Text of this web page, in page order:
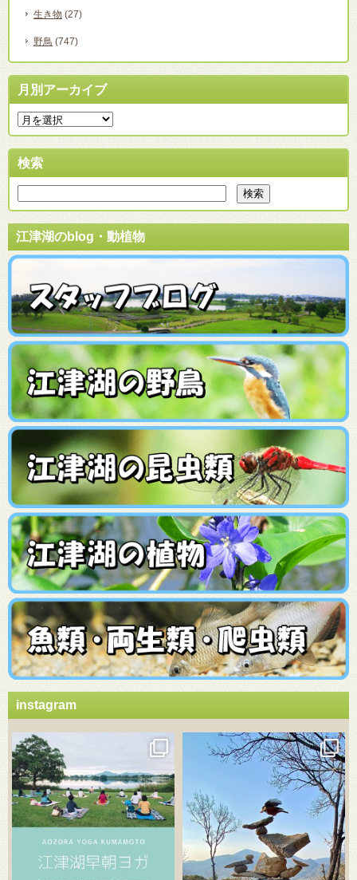
生き物 (27)
野鳥 (747)
月別アーカイブ
検索
江津湖のblog・動植物
instagram
3月 18